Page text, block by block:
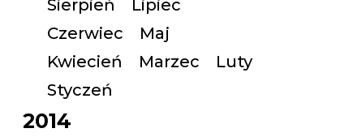
Sierpień
Lipiec
Czerwiec
Maj
Kwiecień
Marzec
Luty
Styczeń
2014